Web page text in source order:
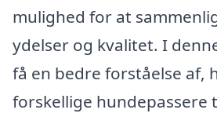
mulighed for at
ydelser og kvalitet. I
få en bedre forståelse af,
forskellige hundepassere